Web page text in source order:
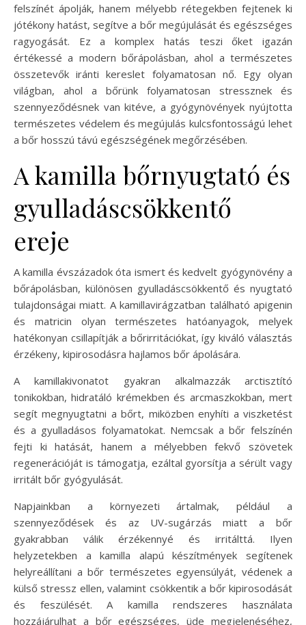
felszínét ápolják, hanem mélyebb rétegekben fejtenek ki
jótékony hatást, segítve a bőr megújulását és egészséges
ragyogását. Ez a komplex hatás teszi őket igazán
értékessé a modern bőrápolásban, ahol a természetes
összetevők iránti kereslet folyamatosan nő. Egy olyan
világban, ahol a bőrünk folyamatosan stressznek és
szennyeződésnek van kitéve, a gyógynövények nyújtotta
természetes védelem és megújulás kulcsfontosságú lehet
a bőr hosszú távú egészségének megőrzésében.
A kamilla bőrnyugtató és
gyulladáscsökkentő
ereje
A kamilla évszázadok óta ismert és kedvelt gyógynövény a
bőrápolásban, különösen gyulladáscsökkentő és nyugtató
tulajdonságai miatt. A kamillavirágzatban található apigenin
és matricin olyan természetes hatóanyagok, melyek
hatékonyan csillapítják a bőrirritációkat, így kiváló választás
érzékeny, kipirosodásra hajlamos bőr ápolására.
A kamillakivonatot gyakran alkalmazzák arctisztító
tonikokban, hidratáló krémekben és arcmaszkokban, mert
segít megnyugtatni a bőrt, miközben enyhíti a viszketést
és a gyulladásos folyamatokat. Nemcsak a bőr felszínén
fejti ki hatását, hanem a mélyebben fekvő szövetek
regenerációját is támogatja, ezáltal gyorsítja a sérült vagy
irritált bőr gyógyulását.
Napjainkban a környezeti ártalmak, például a
szennyeződések és az UV-sugárzás miatt a bőr
gyakrabban válik érzékennyé és irritálttá. Ilyen
helyzetekben a kamilla alapú készítmények segítenek
helyreállítani a bőr természetes egyensúlyát, védenek a
külső stressz ellen, valamint csökkentik a bőr kipirosodását
és feszülését. A kamilla rendszeres használata
hozzájárulhat a bőr egészséges, üde megjelenéséhez,